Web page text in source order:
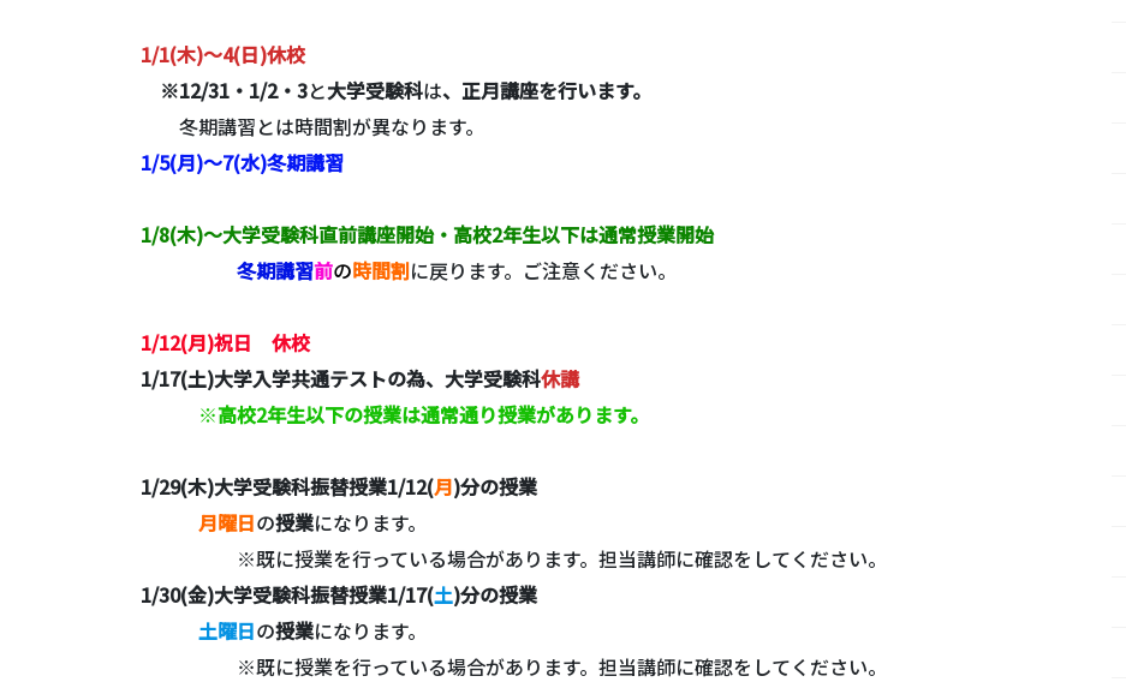
1/1(木)～4(日)休校
※12/31・1/2・3と大学受験科は、正月講座を行います。
冬期講習とは時間割が異なります。
1/5(月)～7(水)冬期講習
1/8(木)～大学受験科直前講座開始・高校2年生以下は通常授業開始
冬期講習前の時間割に戻ります。ご注意ください。
1/12(月)祝日 休校
1/17(土)大学入学共通テストの為、大学受験科休講
※高校2年生以下の授業は通常通り授業があります。
1/29(木)大学受験科振替授業1/12(月)分の授業
月曜日の授業になります。
※既に授業を行っている場合があります。担当講師に確認をしてください。
1/30(金)大学受験科振替授業1/17(土)分の授業
土曜日の授業になります。
※既に授業を行っている場合があります。担当講師に確認をしてください。